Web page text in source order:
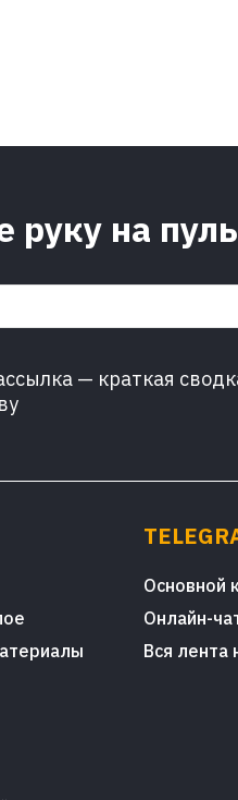
на
— краткая
Основной
Онлайн-
Вся лента